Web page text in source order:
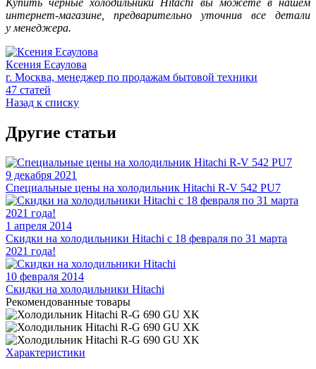
интернет-магазине, предварительно уточнив все детали
у менеджера.
Ксения Есаулова
г. Москва, менеджер по продажам бытовой техники
47 статей
Назад к списку
Другие статьи
9 декабря 2021
Специальные цены на холодильник Hitachi R-V 542 PU7
1 апреля 2014
Скидки на холодильники Hitachi c 18 февраля по 31 марта
2021 года!
10 февраля 2014
Скидки на холодильники Hitachi
Рекомендованные товары
Характеристики